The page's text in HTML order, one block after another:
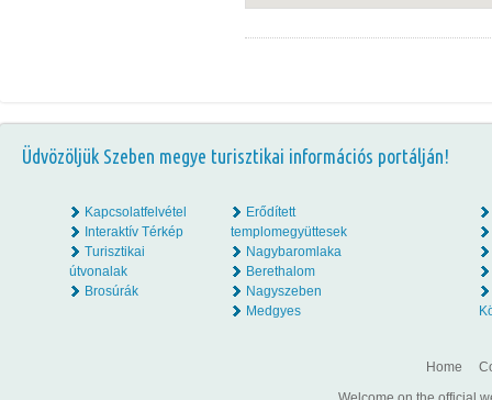
Üdvözöljük Szeben megye turisztikai információs portálján!
Kapcsolatfelvétel
Interaktív Térkép
Turisztikai
útvonalak
Brosúrák
Erődített
templomegyüttesek
Nagybaromlaka
Berethalom
Nagyszeben
Medgyes
Home